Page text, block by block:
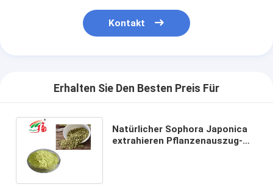
Kontakt
Erhalten Sie Den Besten Preis Für
Natürlicher Sophora Japonica
extrahieren Pflanzenauszug-